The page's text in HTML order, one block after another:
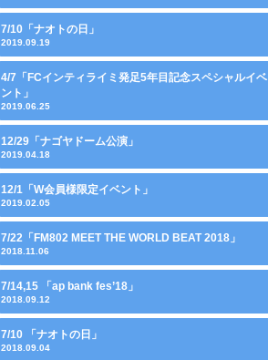
7/10「ナオトの日」
2019.09.19
4/7「FCインティライミ発足5年目記念スペシャルイベ
ント」
2019.06.25
12/29「ナゴヤドーム公演」
2019.04.18
12/1「W会員様限定イベント」
2019.02.05
7/22「FM802 MEET THE WORLD BEAT 2018」
2018.11.06
7/14,15 「ap bank fes’18」
2018.09.12
7/10 「ナオトの日」
2018.09.04